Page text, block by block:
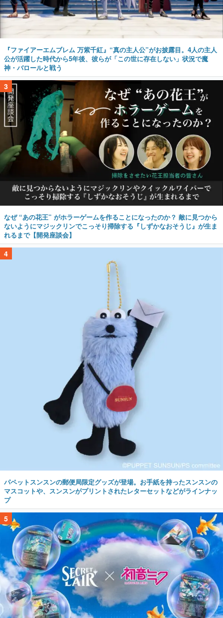
『ファイアーエムブレム 万紫千紅』“真の主人公”がお披露目。4人の主人
公が活躍した時代から5年後、彼らが「この世に存在しない」状況で魔
神・バロールと戦う
3
なぜ “あの花王” がホラーゲームを作ることになったのか？ 敵に見つから
ないようにマジックリンでこっそり掃除する『しずかなおそうじ』が生ま
れるまで【開発座談会】
4
パペットスンスンの郵便局限定グッズが登場。お手紙を持ったスンスンの
マスコットや、スンスンがプリントされたレターセットなどがラインナッ
プ
5